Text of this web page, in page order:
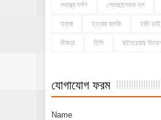
স্বাস্থ্য দর্পণ স্বেচ্ছাসেবক দল
হত্যা হত্যার হুমকি হাদি ভাই
হিজড়া হিলি হুইলচেয়ার
যোগাযোগ ফরম
Name